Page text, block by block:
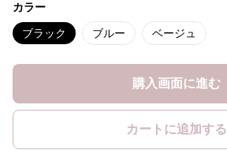
カラー
ブラック ブルー ベージュ
購入画面に進む
カートに追加する